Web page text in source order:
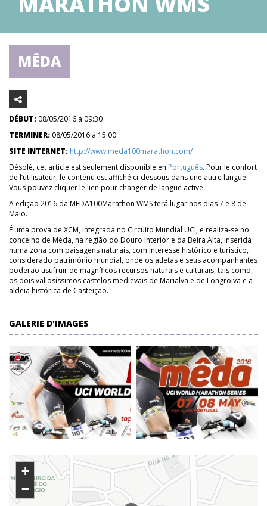
MÊDA
DÉBUT: 08/05/2016 à 09:30
TERMINER: 08/05/2016 à 15:00
SITE INTERNET: http://www.meda100marathon.com/
Désolé, cet article est seulement disponible en Português. Pour le confort
de l’utilisateur, le contenu est affiché ci-dessous dans une autre langue.
Vous pouvez cliquer le lien pour changer de langue active.
A edição 2016 da MEDA100Marathon WMS terá lugar nos dias 7 e 8 de
Maio.
É uma prova de XCM, integrada no Circuito Mundial UCI, e realiza-se no
concelho de Mêda, na região do Douro Interior e da Beira Alta, inserida
numa zona com paisagens naturais, com interesse histórico e turístico,
considerado património mundial, onde os atletas e seus acompanhantes
poderão usufruir de magníficos recursos naturais e culturais, tais como,
os dois valiosíssimos castelos medievais de Marialva e de Longroiva e a
aldeia histórica de Casteição.
GALERIE D'IMAGES
+
−